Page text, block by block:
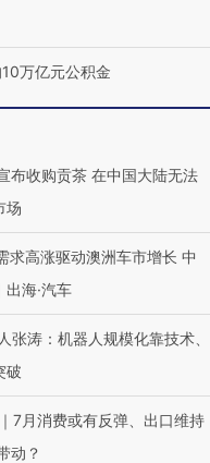
10万亿元公积金
布收购贡茶 在中国大陆无法
场
求高涨驱动澳洲车市增长 中
出海·汽车
张涛：机器人规模化靠技术、
破
7月消费或有反弹、出口维持
动？